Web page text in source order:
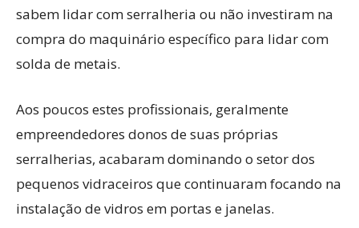
sabem lidar com serralheria ou não investiram na
compra do maquinário específico para lidar com
solda de metais.
Aos poucos estes profissionais, geralmente
empreendedores donos de suas próprias
serralherias, acabaram dominando o setor dos
pequenos vidraceiros que continuaram focando na
instalação de vidros em portas e janelas.